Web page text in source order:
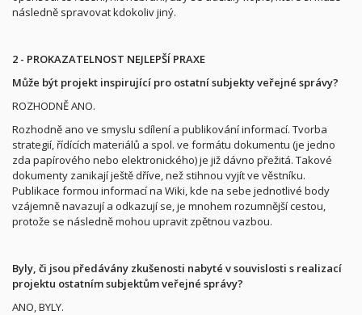
následně spravovat kdokoliv jiný.
2 - PROKAZATELNOST NEJLEPŠÍ PRAXE
Může být projekt inspirující pro ostatní subjekty veřejné správy?
ROZHODNĚ ANO.
Rozhodně ano ve smyslu sdílení a publikování informací. Tvorba
strategií, řídících materiálů a spol. ve formátu dokumentu (je jedno
zda papírového nebo elektronického) je již dávno přežitá. Takové
dokumenty zanikají ještě dříve, než stihnou vyjít ve věstníku.
Publikace formou informací na Wiki, kde na sebe jednotlivé body
vzájemně navazují a odkazují se, je mnohem rozumnější cestou,
protože se následně mohou upravit zpětnou vazbou.
Byly, či jsou předávány zkušenosti nabyté v souvislosti s realizací
projektu ostatním subjektům veřejné správy?
ANO, BYLY.